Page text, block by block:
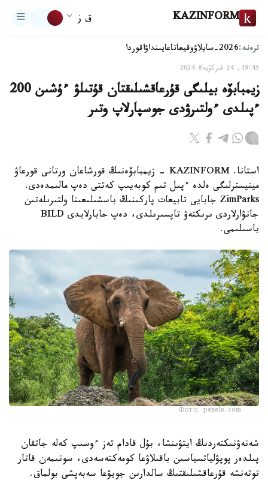
KAZINFORM ق ز
ترەند:2026-سايلاۋ وقيعاتاعايىنداۋاقوردا
19:45, 14 قىركۇيەك 2024
زيمبابۆە بيلىگى قۇرعاقشىلىقتان قۇتىلۋ ءۇشىن 200
ءپىلدى ءولتىرۋدى جوسپارلاپ وتىر
استانا. KAZINFORM - زيمبابۆەنىڭ قورشاعان ورتانى قورعاۋ
مينيسترلىگى ەلدە ءپىل تىم كوبەيىپ كەتتى دەپ مالىمدەدى.
ZimParks جابايى تابيعات پاركىنىڭ باسشىلىعىنا ولتىرىلەتىن
جانۋارلاردى ىرىكتەۋ تاپسىرىلدى، دەپ حابارلايدى BILD
باسىلىمى.
Фото: pexels.com
شەنەۋنىكتەردىڭ ايتۋىنشا، بۇل قادام تەز ءوسىپ كەلە جاتقان
پىلدەر پوپۋلياتسياسىن باقىلاۋعا كومەكتەسەدى، سونىمەن قاتار
توتەنشە قۇرعاقشىلىقتىڭ سالدارىن جويۋعا سەبەپشى بولماق.